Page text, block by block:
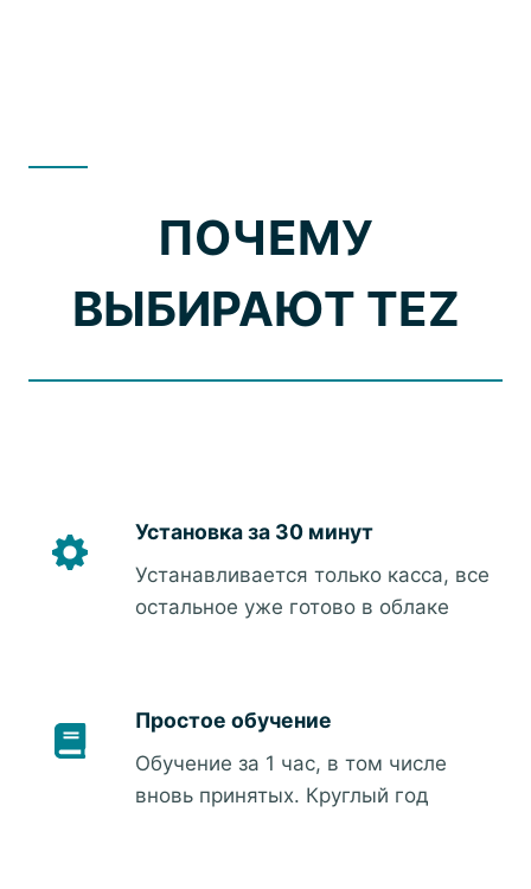
ПОЧЕМУ
ВЫБИРАЮТ TEZ
Установка за 30 минут
Устанавливается только касса, все
остальное уже готово в облаке
Простое обучение
Обучение за 1 час, в том числе
вновь принятых. Круглый год